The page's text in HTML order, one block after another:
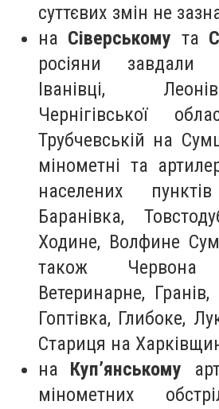
суттєвих змін не
на Сіверському та
росіяни завдали
Іванівці,
Чернігівської
Трубчевській на
мінометні та
населених
Баранівка,
Ходине, Волфине
також
Ветеринарне,
Гоптівка, Глибоке,
Стариця на
на Куп’янському
мінометних